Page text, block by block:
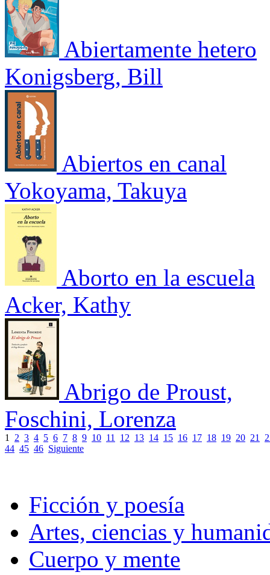
Abiertamente hetero
Konigsberg, Bill
Abiertos en canal
Yokoyama, Takuya
Aborto en la escuela
Acker, Kathy
Abrigo de Proust,
Foschini, Lorenza
1 2 3 4 5 6 7 8 9 10 11 12 13 14 15 16 17 18 19 20 21
44 45 46 Siguiente
Ficción y poesía
Artes, ciencias y
Cuerpo y mente